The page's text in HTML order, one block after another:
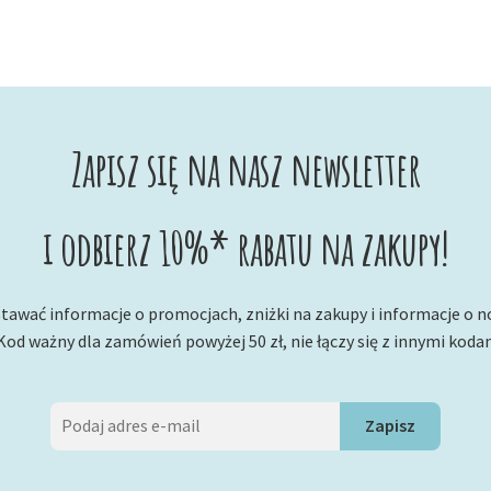
Zapisz się na nasz newsletter
i odbierz 10%* rabatu na zakupy!
informacje o promocjach, zniżki na zakupy i informacje o
ważny dla zamówień powyżej 50 zł, nie łączy się z innymi